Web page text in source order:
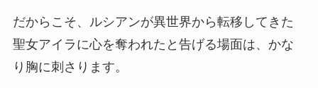
だからこそ、ルシアンが異世界から転移してきた
聖女アイラに心を奪われたと告げる場面は、かな
り胸に刺さります。